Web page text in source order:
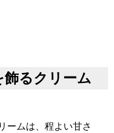
るクリーム
ームは、 程よい甘さ